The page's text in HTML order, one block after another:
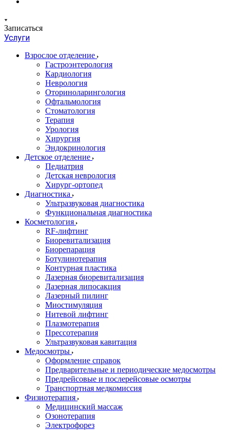
Записаться
Услуги
Взрослое отделение
Гастроэнтерология
Кардиология
Неврология
Оториноларингология
Офтальмология
Стоматология
Терапия
Урология
Хирургия
Эндокринология
Детское отделение
Педиатрия
Детская неврология
Хирург-ортопед
Диагностика
Ультразвуковая диагностика
Функциональная диагностика
Косметология
RF-лифтинг
Биоревитализация
Биорепарация
Ботулинотерапия
Контурная пластика
Лазерная биоревитализация
Лазерная липосакция
Лазерный пилинг
Миостимуляция
Нитевой лифтинг
Плазмотерапия
Прессотерапия
Ультразвуковая кавитация
Медосмотры
Оформление справок
Предварительные и периодические медосмотры
Предрейсовые и послерейсовые осмотры
Транспортная медкомиссия
Физиотерапия
Медицинский массаж
Озонотерапия
Электрофорез